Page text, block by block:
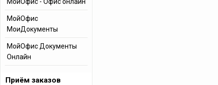
МойОфис
МоиДокументы
МойОфис Документы
Онлайн
Приём заказов